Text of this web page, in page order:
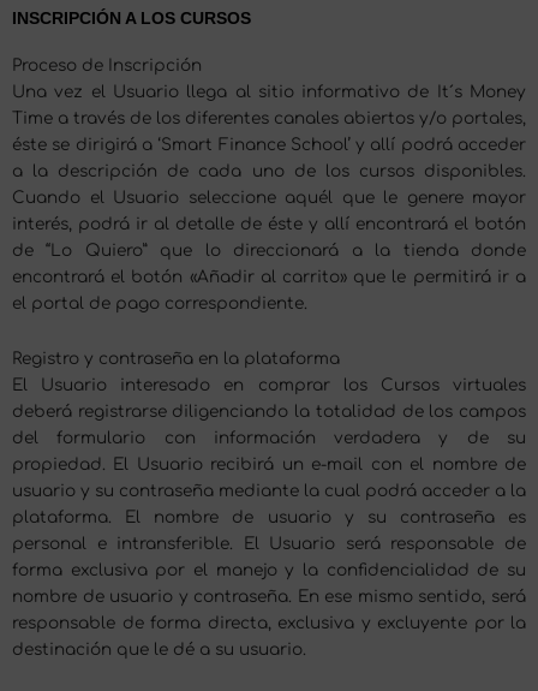
INSCRIPCIÓN A LOS CURSOS
Proceso de Inscripción
Una vez el Usuario llega al sitio informativo de It´s Money
Time a través de los diferentes canales abiertos y/o portales,
éste se dirigirá a ‘Smart Finance School’ y allí podrá acceder
a la descripción de cada uno de los cursos disponibles.
Cuando el Usuario seleccione aquél que le genere mayor
interés, podrá ir al detalle de éste y allí encontrará el botón
de “Lo Quiero” que lo direccionará a la tienda donde
encontrará el botón «Añadir al carrito» que le permitirá ir a
el portal de pago correspondiente.
Registro y contraseña en la plataforma
El Usuario interesado en comprar los Cursos virtuales
deberá registrarse diligenciando la totalidad de los campos
del formulario con información verdadera y de su
propiedad. El Usuario recibirá un e-mail con el nombre de
usuario y su contraseña mediante la cual podrá acceder a la
plataforma. El nombre de usuario y su contraseña es
personal e intransferible. El Usuario será responsable de
forma exclusiva por el manejo y la confidencialidad de su
nombre de usuario y contraseña. En ese mismo sentido, será
responsable de forma directa, exclusiva y excluyente por la
destinación que le dé a su usuario.